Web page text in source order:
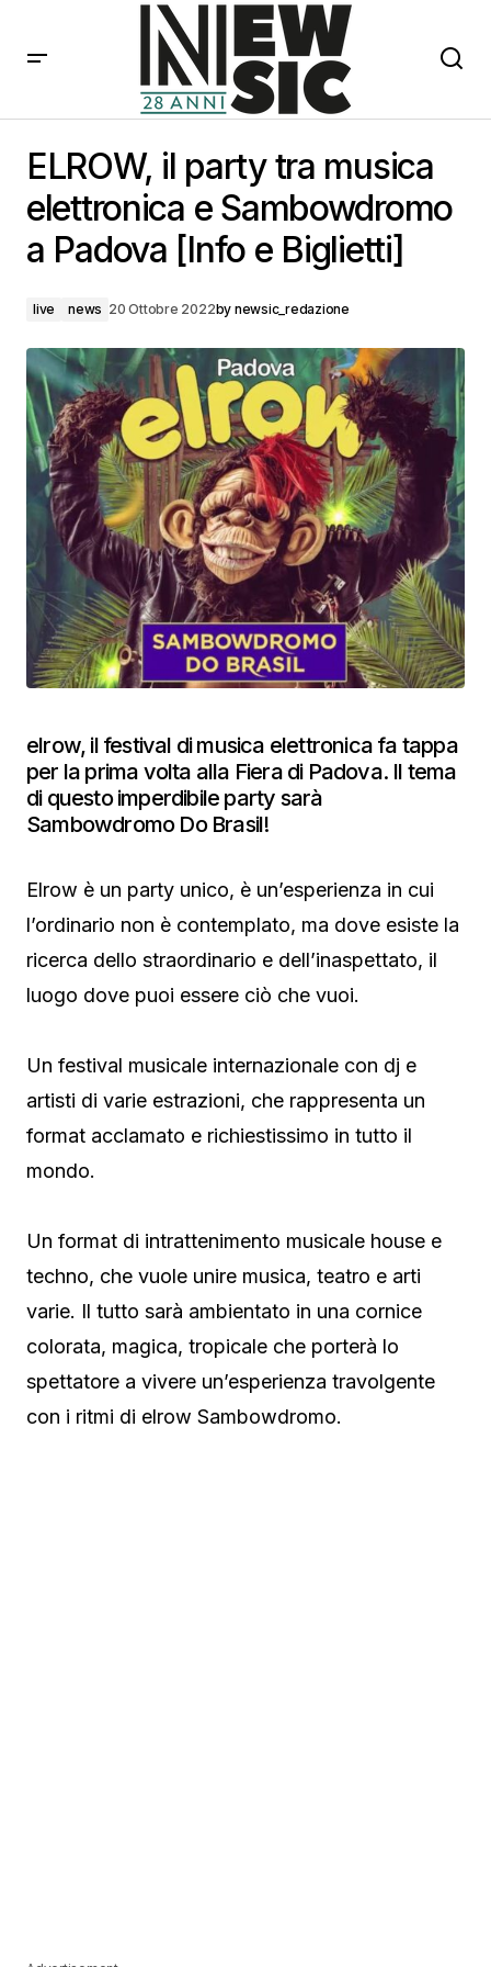
Sambowdromo a Padova [Info e Biglietti]
ELROW, il party tra musica
elettronica e Sambowdromo
a Padova [Info e Biglietti]
live news 20 Ottobre 2022by newsic_redazione
elrow, il festival di musica elettronica fa tappa
per la prima volta alla Fiera di Padova. Il tema
di questo imperdibile party sarà
Sambowdromo Do Brasil!
Elrow è un party unico, è un’esperienza in cui
l’ordinario non è contemplato, ma dove esiste la
ricerca dello straordinario e dell’inaspettato, il
luogo dove puoi essere ciò che vuoi.
Un festival musicale internazionale con dj e
artisti di varie estrazioni, che rappresenta un
format acclamato e richiestissimo in tutto il
mondo.
Un format di intrattenimento musicale house e
techno, che vuole unire musica, teatro e arti
varie. Il tutto sarà ambientato in una cornice
colorata, magica, tropicale che porterà lo
spettatore a vivere un’esperienza travolgente
con i ritmi di elrow Sambowdromo.